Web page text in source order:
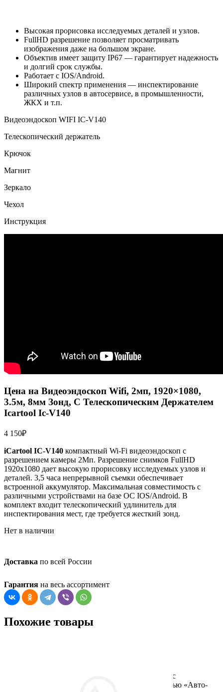
Высокая прорисовка исследуемых деталей и узлов.
FullHD разрешение позволяет просматривать
изображения даже на большом экране.
Объектив имеет защиту IP67 — гарантирует надежность
и долгий срок службы.
Работает с IOS/Android.
Широкий спектр применения — инспектирование
различных узлов в автосервисе, в промышленности,
ЖКХ и т.п.
Видеоэндоскоп WIFI IC-V140
Телескопический держатель
Крючок
Магнит
Зеркало
Чехол
Инструкция
Цена на Видеоэндоскоп Wifi, 2мп, 1920×1080,
3.5м, 8мм Зонд, С Телескопическим Держателем
Icartool Ic-V140
4 150₽
iCartool IC-V140 компактный Wi-Fi видеоэндоскоп с
разрешением камеры 2Мп. Разрешение снимков FullHD
1920х1080 дает высокую прорисовку исследуемых узлов и
деталей. 3,5 часа непрерывной съемки обеспечивает
встроенной аккумулятор. Максимальная совместимость с
различными устройствами на базе ОС IOS/Android. В
комплект входит телескопический удлинитель для
инспектирования мест, где требуется жесткий зонд.
Нет в наличии
Доставка по всей России
Гарантия на весь ассортимент
Похожие товары
ООО «Авто-Тест»( Общество с
ограниченной ответственностью «Авто-